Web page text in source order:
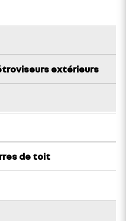
extérieurs
de toit